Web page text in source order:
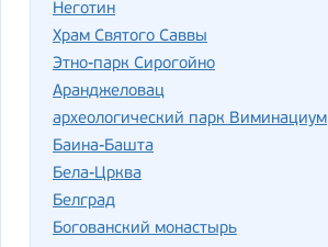
Неготин
Храм Святого Саввы
Этно-парк Сирогойно
Аранджеловац
археологический парк Виминациум
Баина-Башта
Бела-Црква
Белград
Богованский монастырь